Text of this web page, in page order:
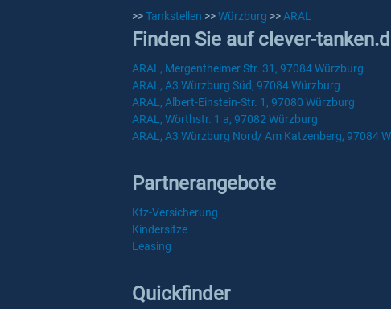
>>Tankstellen >>Würzburg >>ARAL
Finden Sie auf clever-
ARAL, Mergentheimer Str. 31, 97084 Würzburg
ARAL, A3 Würzburg Süd, 97084 Würzburg
ARAL, Albert-Einstein-Str. 1, 97080 Würzburg
ARAL, Wörthstr. 1 a, 97082 Würzburg
ARAL, A3 Würzburg Nord/ Am Katzenberg, 97084
Partnerangebote
Kfz-Versicherung
Kindersitze
Leasing
Quickfinder